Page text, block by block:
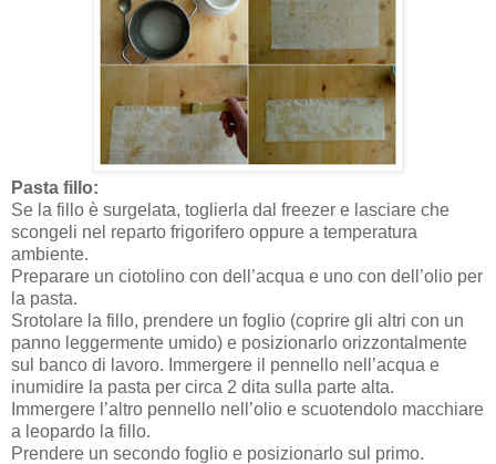
Pasta fillo:
Se la fillo è surgelata, toglierla dal freezer e lasciare che
scongeli nel reparto frigorifero oppure a temperatura
ambiente.
Preparare un ciotolino con dell’acqua e uno con dell’olio per
la pasta.
Srotolare la fillo, prendere un foglio (coprire gli altri con un
panno leggermente umido) e posizionarlo orizzontalmente
sul banco di lavoro. Immergere il pennello nell’acqua e
inumidire la pasta per circa 2 dita sulla parte alta.
Immergere l’altro pennello nell’olio e scuotendolo macchiare
a leopardo la fillo.
Prendere un secondo foglio e posizionarlo sul primo.